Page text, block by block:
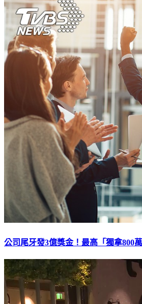
公司尾牙發3億獎金！最高「獨拿800